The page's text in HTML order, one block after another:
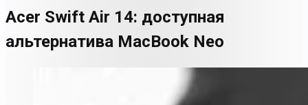
Acer Swift Air 14: доступная
альтернатива MacBook Neo